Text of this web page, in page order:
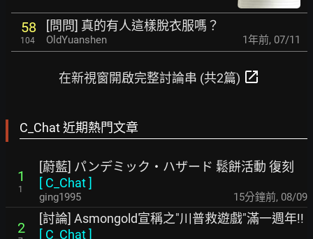
58
104
[問問] 真的有人這樣脫衣服嗎？
OldYuanshen 1年前, 07/11
在新視窗開啟完整討論串 (共2篇) open_in_new
C_Chat 近期熱門文章
1
1
[蔚藍] パンデミック・ハザード 鬆餅活動 復刻
[ C_Chat]
ging1995 15分鐘前, 08/09
2
[討論] Asmongold宣稱之"川普救遊戲"滿一週年!!
[ C_Chat]